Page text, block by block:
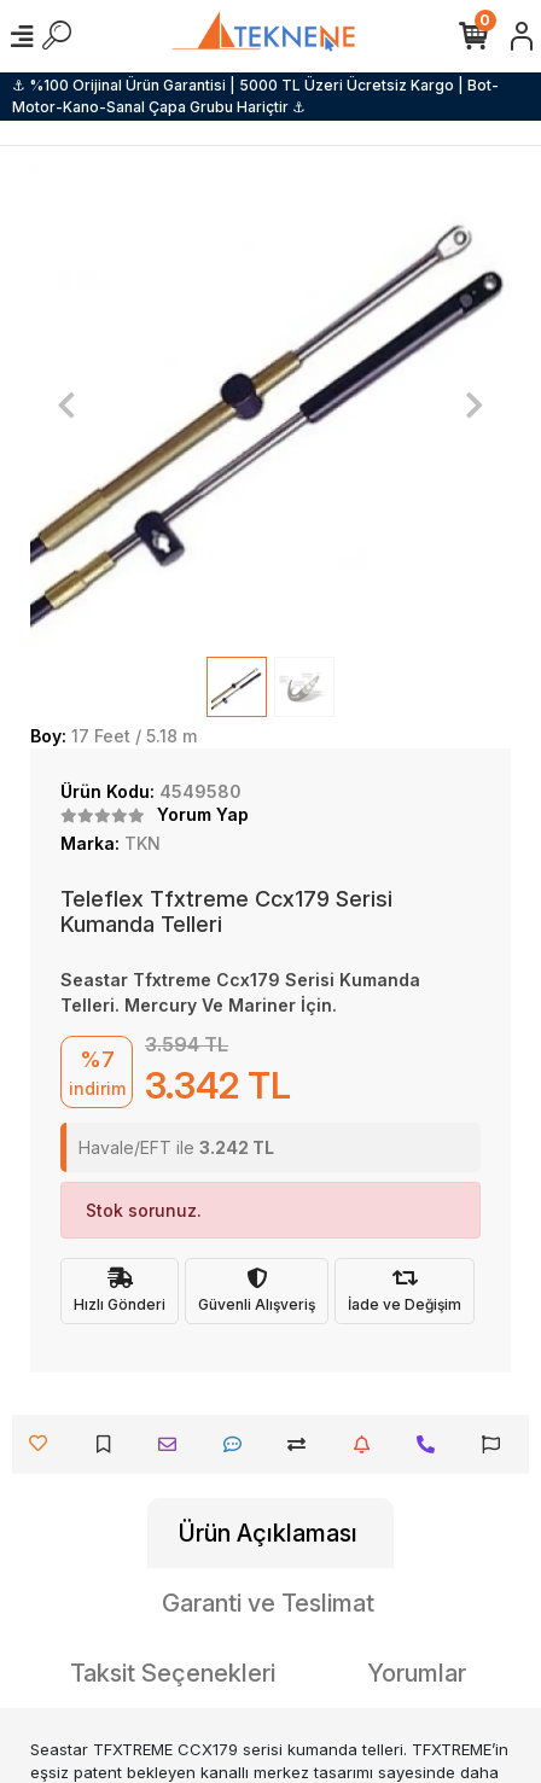
⚓ %100 Orijinal Ürün Garantisi | 5000 TL Üzeri Ücretsiz Kargo | Bot-
Motor-Kano-Sanal Çapa Grubu Hariçtir ⚓
0
Boy: 17 Feet / 5.18 m
Ürün Kodu: 4549580
Yorum Yap
Marka: TKN
Teleflex Tfxtreme Ccx179 Serisi
Kumanda Telleri
Seastar Tfxtreme Ccx179 Serisi Kumanda
Telleri. Mercury Ve Mariner İçin.
%7
indirim
3.594 TL
3.342 TL
Havale/EFT ile 3.242 TL
Stok sorunuz.
Hızlı Gönderi Güvenli Alışveriş İade ve Değişim
Ürün Açıklaması
Garanti ve Teslimat
Taksit Seçenekleri Yorumlar
Seastar TFXTREME CCX179 serisi kumanda telleri. TFXTREME’in
eşsiz patent bekleyen kanallı merkez tasarımı sayesinde daha